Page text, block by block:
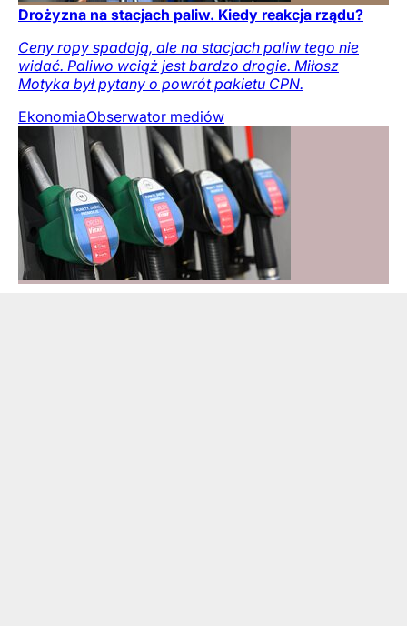
Drożyzna na stacjach paliw. Kiedy reakcja rządu?
Ceny ropy spadają, ale na stacjach paliw tego nie
widać. Paliwo wciąż jest bardzo drogie. Miłosz
Motyka był pytany o powrót pakietu CPN.
EkonomiaObserwator mediów